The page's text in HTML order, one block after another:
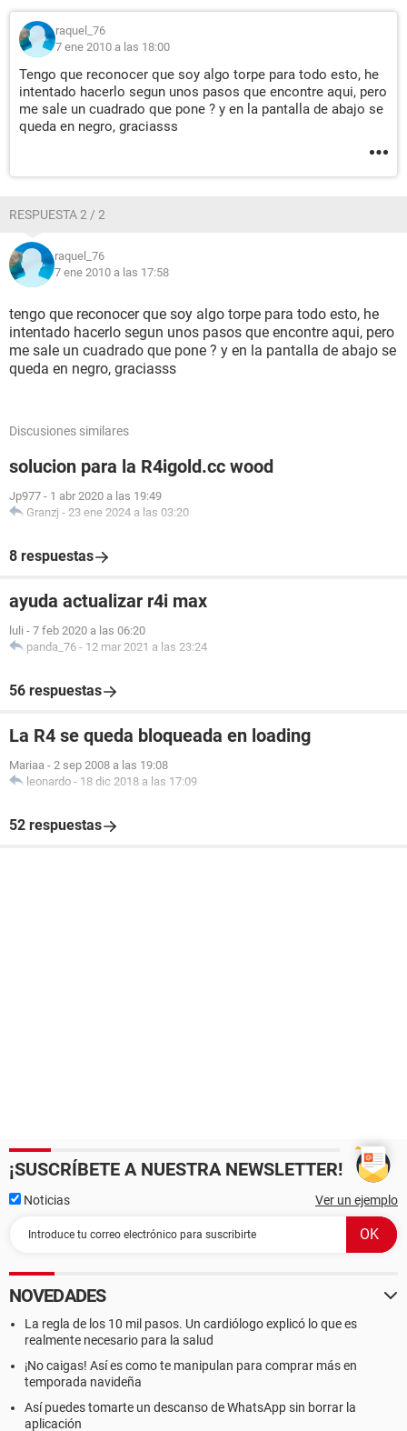
raquel_76
7 ene 2010 a las 18:00
Tengo que reconocer que soy algo torpe para todo esto, he
intentado hacerlo segun unos pasos que encontre aqui, pero
me sale un cuadrado que pone ? y en la pantalla de abajo se
queda en negro, graciasss
RESPUESTA 2 / 2
raquel_76
7 ene 2010 a las 17:58
tengo que reconocer que soy algo torpe para todo esto, he
intentado hacerlo segun unos pasos que encontre aqui, pero
me sale un cuadrado que pone ? y en la pantalla de abajo se
queda en negro, graciasss
Discusiones similares
solucion para la R4igold.cc wood
Jp977 - 1 abr 2020 a las 19:49
Granzj - 23 ene 2024 a las 03:20
8 respuestas
ayuda actualizar r4i max
luli - 7 feb 2020 a las 06:20
panda_76 - 12 mar 2021 a las 23:24
56 respuestas
La R4 se queda bloqueada en loading
Mariaa - 2 sep 2008 a las 19:08
leonardo - 18 dic 2018 a las 17:09
52 respuestas
¡SUSCRÍBETE A NUESTRA NEWSLETTER!
Noticias Ver un ejemplo
NOVEDADES
La regla de los 10 mil pasos. Un cardiólogo explicó lo que es
realmente necesario para la salud
¡No caigas! Así es como te manipulan para comprar más en
temporada navideña
Así puedes tomarte un descanso de WhatsApp sin borrar la
aplicación